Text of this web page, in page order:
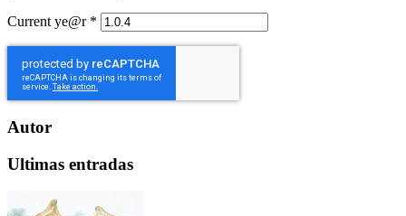
Current ye@r *
Autor
Ultimas entradas